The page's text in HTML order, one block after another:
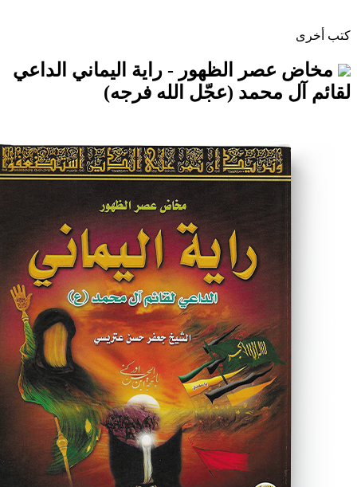
الظهور - راية اليماني الداعي
محمد (عجّل الله فرجه)